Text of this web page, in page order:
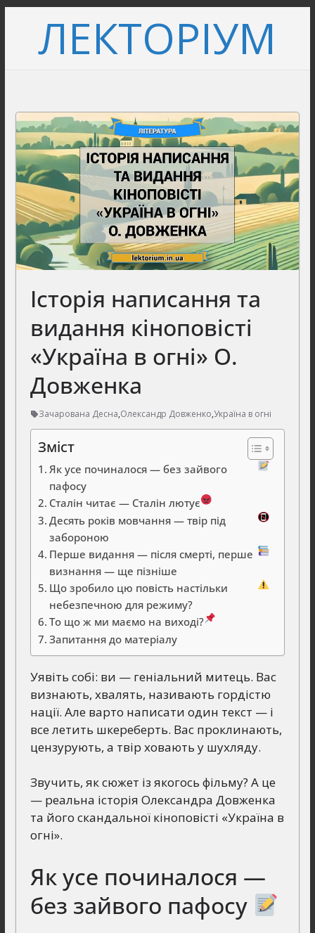
вмістуЛЕКТОРІУМ
Історія написання та
видання кіноповісті
«Україна в огні» О.
Довженка
Зачарована Десна,Олександр Довженко,Україна в огні
Зміст
Як усе починалося — без зайвого
пафосу
Сталін читає — Сталін лютує
Десять років мовчання — твір під
забороною
Перше видання — після смерті, перше
визнання — ще пізніше
Що зробило цю повість настільки
небезпечною для режиму?
То що ж ми маємо на виході?
Запитання до матеріалу
Уявіть собі: ви — геніальний митець. Вас
визнають, хвалять, називають гордістю
нації. Але варто написати один текст — і
все летить шкереберть. Вас проклинають,
цензурують, а твір ховають у шухляду.
Звучить, як сюжет із якогось фільму? А це
— реальна історія Олександра Довженка
та його скандальної кіноповісті «Україна в
огні».
Як усе починалося —
без зайвого пафосу